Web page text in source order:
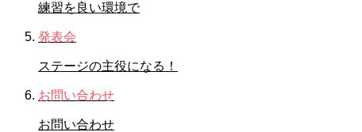
練習を良い環境で
発表会
ステージの主役になる！
お問い合わせ
お問い合わせ